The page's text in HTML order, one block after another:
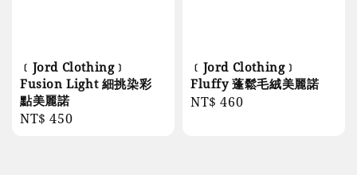
﹝Jord Clothing﹞
Fusion Light 細挑染彩
點美麗諾
Regular
NT$ 450
﹝Jord Clothing﹞
Fluffy 蓬鬆毛絨美麗諾
Regular
NT$ 460